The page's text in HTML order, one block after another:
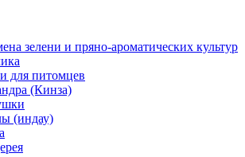
зелени и пряно-ароматических культур
для питомцев
(Кинза)
(индау)